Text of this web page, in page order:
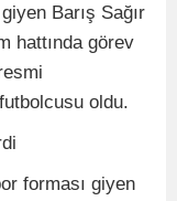
Barış Sağır
hattında görev
oldu.
forması giyen